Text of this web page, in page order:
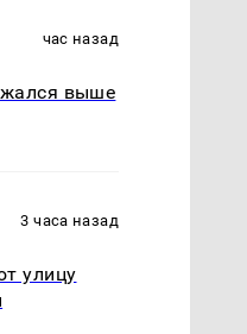
час назад
выше
3 часа назад
улицу